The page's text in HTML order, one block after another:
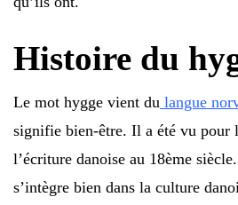
Histoire du
Le mot hygge vient du langue
signifie bien-être. Il a été vu pour
l’écriture danoise au 18ème
s’intègre bien dans la culture